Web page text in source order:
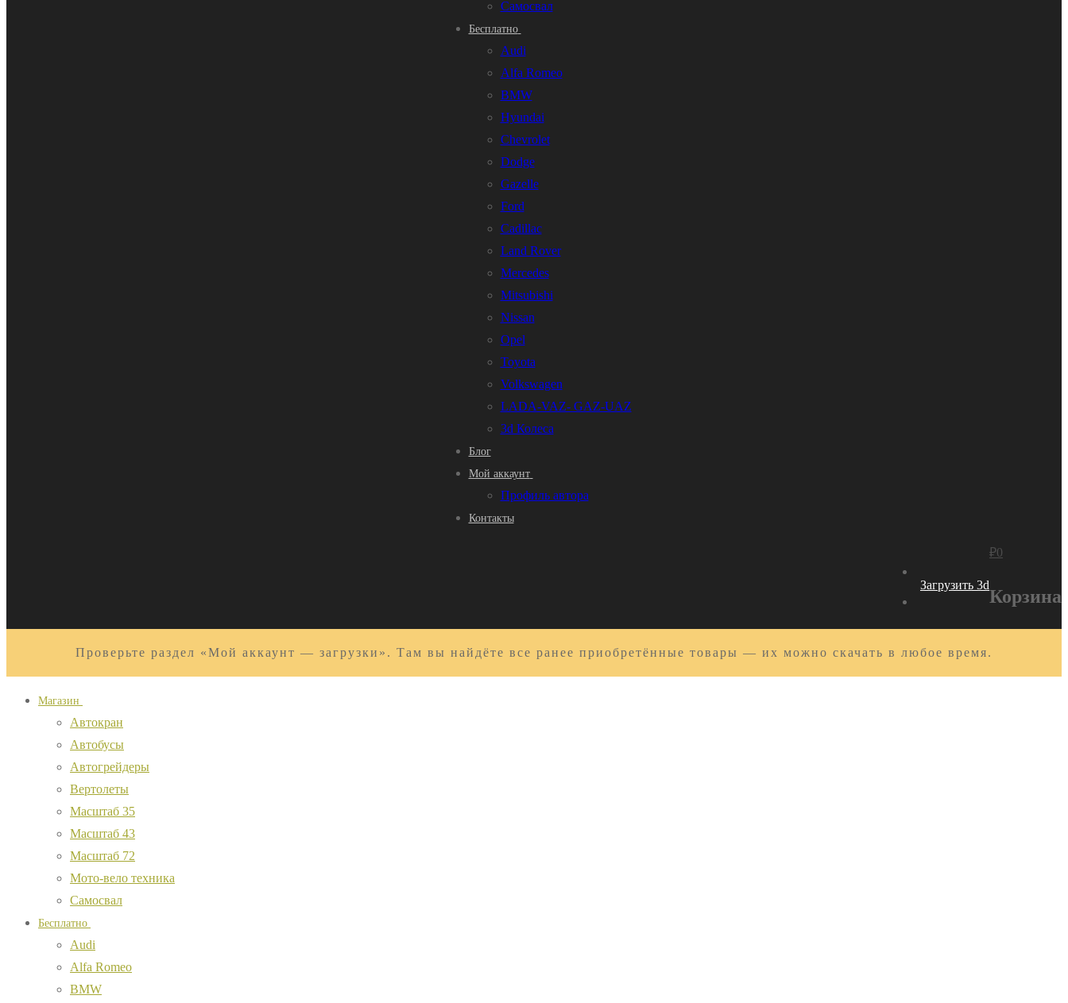
Самосвал
Бесплатно
Audi
Alfa Romeo
BMW
Hyundai
Chevrolet
Dodge
Gazelle
Ford
Cadillac
Land Rover
Mercedes
Mitsubishi
Nissan
Opel
Toyota
Volkswagen
LADA-VAZ- GAZ-UAZ
3d Колеса
Блог
Мой аккаунт
Профиль автора
Контакты
Загрузить 3d
₽0
Корзина
Проверьте раздел «Мой аккаунт — загрузки». Там вы найдёте все ранее приобретённые товары — их можно скачать в любое время.
Магазин
Автокран
Автобусы
Автогрейдеры
Вертолеты
Масштаб 35
Масштаб 43
Масштаб 72
Мото-вело техника
Самосвал
Бесплатно
Audi
Alfa Romeo
BMW